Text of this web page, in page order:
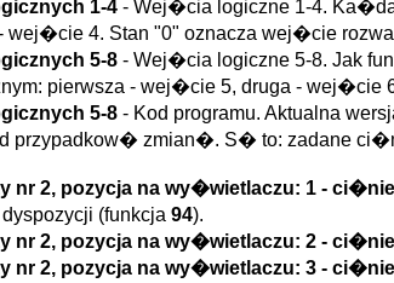
1-4 - Wej�cia logiczne 1-4.
wej�cie 4. Stan "0" oznacza wej�cie
5-8 - Wej�cia logiczne 5-8. Jak
pierwsza - wej�cie 5, druga - wej�cie
5-8 - Kod programu. Aktualna
przypadkow� zmian�. S� to: zadane
nr 2, pozycja na wy�wietlaczu: 1 -
(funkcja 94).
nr 2, pozycja na wy�wietlaczu: 2 -
nr 2, pozycja na wy�wietlaczu: 3 -